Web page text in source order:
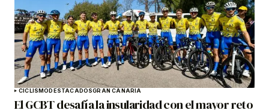
CICLISMODESTACADOSGRAN CANARIA
El GCBT desafía la insularidad con el mayor reto